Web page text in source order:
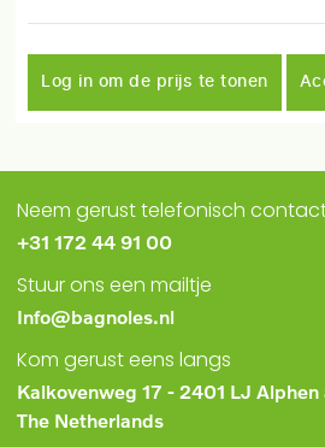
Log in om de prijs te tonen
Neem gerust telefonisch
+31 172 44 91 00
Stuur ons een mailtje
Info@bagnoles.nl
Kom gerust eens langs
Kalkovenweg 17 - 2401 LJ Alphen
The Netherlands